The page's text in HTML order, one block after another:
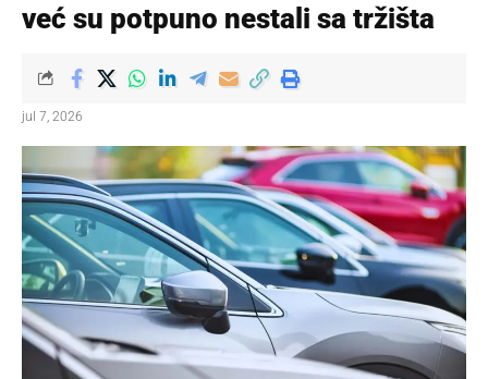
već su potpuno nestali sa tržišta
jul 7, 2026